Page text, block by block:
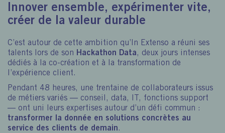
Innover ensemble, expérimenter vite,
créer de la valeur durable
C’est autour de cette ambition qu’In Extenso a réuni ses
talents lors de son Hackathon Data, deux jours intenses
dédiés à la co‑création et à la transformation de
l’expérience client.
Pendant 48 heures, une trentaine de collaborateurs issus
de métiers variés — conseil, data, IT, fonctions support
— ont uni leurs expertises autour d’un défi commun :
transformer la donnée en solutions concrètes au
service des clients de demain.